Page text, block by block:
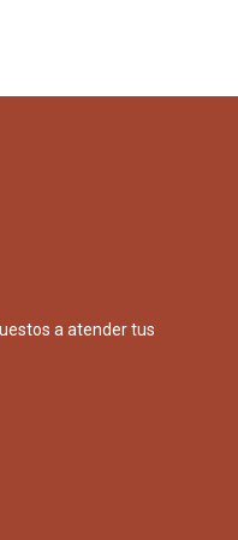
a atender tus